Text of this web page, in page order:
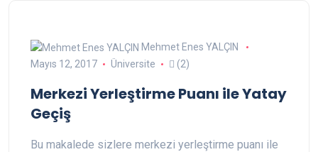
Mehmet Enes YALÇIN
Mayıs 12, 2017
Üniversite (2)
Merkezi Yerleştirme Puanı ile Yatay
Geçiş
Bu makalede sizlere merkezi yerleştirme puanı ile